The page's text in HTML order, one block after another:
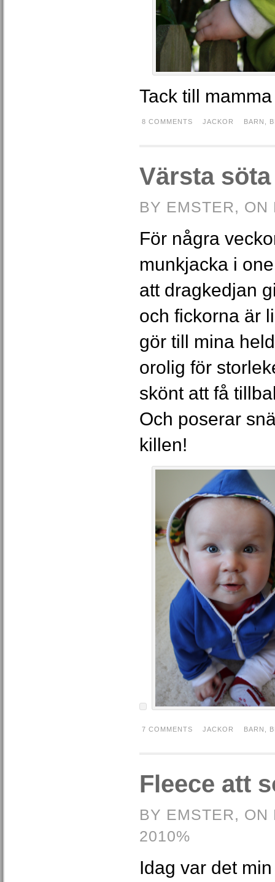
Tack till
8 COMMENTS JACKOR BARN
Värsta
BY EMSTER, ON
För några
munkjacka i
att dragkedjan
och fickorna är
gör till mina
orolig för
skönt att få
Och poserar
killen!
7 COMMENTS JACKOR BARN
Fleece att
BY EMSTER, ON
2010%
Idag var det